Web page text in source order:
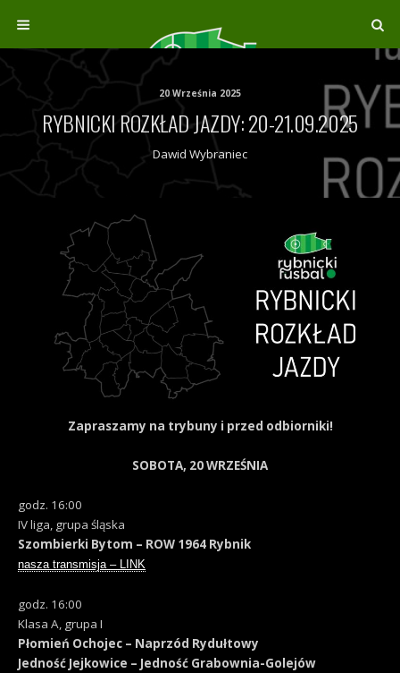
20 Września 2025
RYBNICKI ROZKŁAD JAZDY: 20-21.09.2025
Dawid Wybraniec
Zapraszamy na trybuny i przed odbiorniki!
SOBOTA, 20 WRZEŚNIA
godz. 16:00
IV liga, grupa śląska
Szombierki Bytom – ROW 1964 Rybnik
nasza transmisja – LINK
godz. 16:00
Klasa A, grupa I
Płomień Ochojec – Naprzód Rydułtowy
Jedność Jejkowice – Jedność Grabownia-Golejów